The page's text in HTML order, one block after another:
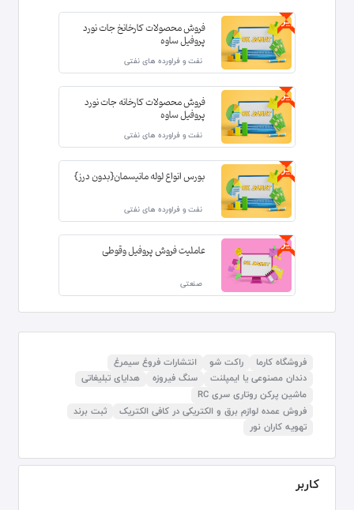
ویژه فروش محصولات کارخانخ جات نورد
پروفیل ساوه
نفت و فراورده های نفتی
ویژه فروش محصولات کارخانه جات نورد
پروفیل ساوه
نفت و فراورده های نفتی
ویژه بورس انواع لوله مانیسمان{بدون درز}
نفت و فراورده های نفتی
ویژه عاملیت فروش پروفیل وقوطی
صنعتی
فروشگاه کارما راکت شو
انتشارات فروغ سیمرغ
دندان مصنوعی یا ایمپلنت
سنگ فیروزه
هدایای تبلیغاتی
ماشین پرکن روتاری سری RC
فروش عمده لوازم برق و الکتریکی در کافی الکتریک
ثبت برند
تهویه کاران نور
کاربر